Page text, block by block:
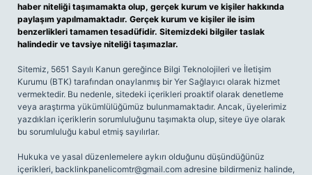
haber niteliği taşımamakta olup, gerçek kurum ve kişiler hakkında
paylaşım yapılmamaktadır. Gerçek kurum ve kişiler ile isim
benzerlikleri tamamen tesadüfidir. Sitemizdeki bilgiler taslak
halindedir ve tavsiye niteliği taşımazlar.
Sitemiz, 5651 Sayılı Kanun gereğince Bilgi Teknolojileri ve İletişim
Kurumu (BTK) tarafından onaylanmış bir Yer Sağlayıcı olarak hizmet
vermektedir. Bu nedenle, sitedeki içerikleri proaktif olarak denetleme
veya araştırma yükümlülüğümüz bulunmamaktadır. Ancak, üyelerimiz
yazdıkları içeriklerin sorumluluğunu taşımakta olup, siteye üye olarak
bu sorumluluğu kabul etmiş sayılırlar.
Hukuka ve yasal düzenlemelere aykırı olduğunu düşündüğünüz
içerikleri, backlinkpanelicomtr@gmail.com adresine bildirmeniz halinde,